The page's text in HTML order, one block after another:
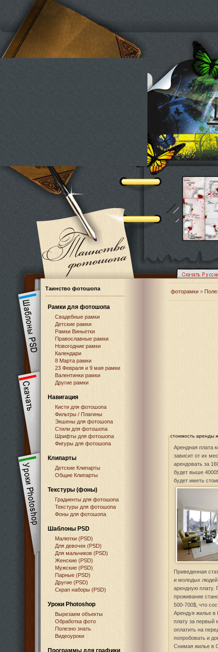
Таинство фотошопа
Рамки для фотошопа
Свадебные рамки
Детские рамки
Рамки Виньетки
Православные рамки
Новогодние рамки
Календари
8 Марта рамки
23 Февраля и 9 мая рамки
Валентинки рамки
Другие рамки
Навигация
Кисти для фотошопа
Фильтры / Плагины
Экшены для фотошопа
Стили для фотошопа
Шрифты для фотошопа
Фигуры для фотошопа
Клипарты
Детские Клипарты
Общие Клипарты
Текстуры (фоны)
Градиенты для фотошопа
Текстуры для фотошопа
Фоны для фотошопа
Шаблоны PSD
Малютки (PSD)
Для девочек (PSD)
Для мальчиков (PSD)
Женские (PSD)
Мужские (PSD)
Парные (PSD)
Другие (PSD)
Скрап наборы (PSD)
Уроки Photoshop
Вырезаем объекты
Обработка фото
Полезно знать
Видеоуроки
Программы для графики
фоторамки »
стоимость аренды
Арендная плата
зависит от их
арендовать за
будет выше
будет иметь
Приведенная
и молодых людей
арендную плату.
проживание
500-700$, что
Арендуя жилье в
плату за первый
оплатить на
попробовать и
Снимая жилье в